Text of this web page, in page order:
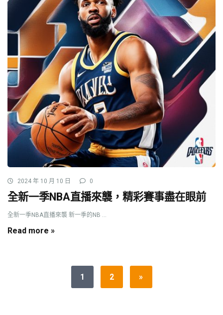
2024 年 10 月 10 日 0
全新一季NBA直播來襲，精彩賽事盡在眼前
全新一季NBA直播來襲 新一季的NB ...
Read more »
1 2 »